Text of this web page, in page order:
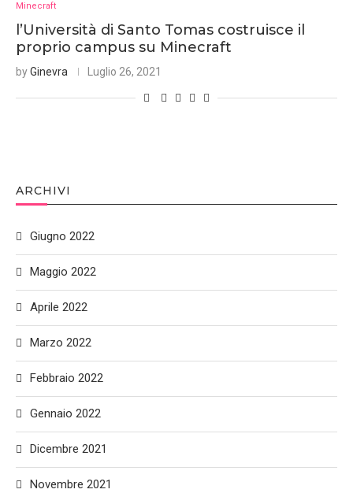
Minecraft
l’Università di Santo Tomas costruisce il
proprio campus su Minecraft
byGinevra Luglio 26, 2021
ARCHIVI
Giugno 2022
Maggio 2022
Aprile 2022
Marzo 2022
Febbraio 2022
Gennaio 2022
Dicembre 2021
Novembre 2021